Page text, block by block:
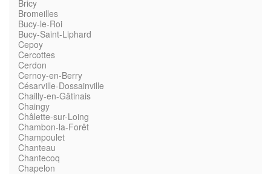
Bricy
Bromeilles
Bucy-le-Roi
Bucy-Saint-Liphard
Cepoy
Cercottes
Cerdon
Cernoy-en-Berry
Césarville-Dossainville
Chailly-en-Gâtinais
Chaingy
Châlette-sur-Loing
Chambon-la-Forêt
Champoulet
Chanteau
Chantecoq
Chapelon